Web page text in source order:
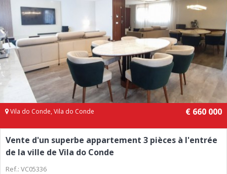
Vila do Conde, Vila do Conde € 660 000
Vente d'un superbe appartement 3 pièces à l'entrée
de la ville de Vila do Conde
Ref.: VC05336